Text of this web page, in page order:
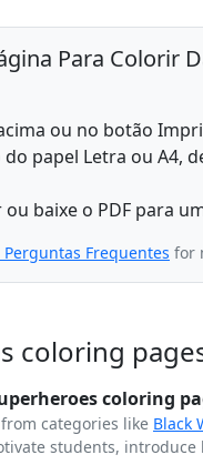
Para Colorir
ou no botão
papel Letra ou A4,
baixe o PDF para
Perguntas Frequentes for
coloring
coloring
categories like Black
students, introduce